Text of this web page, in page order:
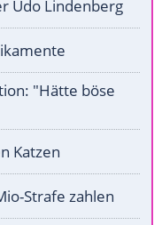
Udo Lindenberg
"Hätte böse
Katzen
Strafe zahlen